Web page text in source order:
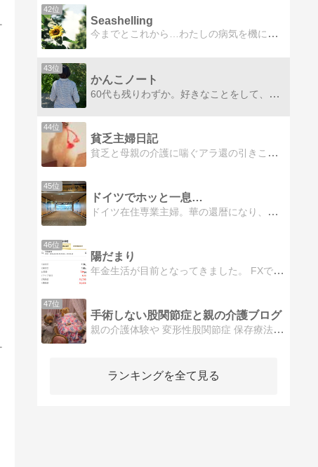
42位
Seashelling
今までとこれから…わたしの病気を機に別居状態になりました。
43位
かんこノート
60代も残りわずか。好きなことをして、行きたいところに出かけて・・・と思うけれど、なかなか家から離れられない。そんなシニア世代の雑記ブログです。
44位
貧乏主婦日記
貧乏と母親の介護に喘ぐアラ還の引きこもり主婦です。日々のつぶやきや貧乏生活を淡々と時に過激に書き散らかします。修羅の国 在住。
45位
ドイツでホッと一息…
ドイツ在住専業主婦。華の還暦になり、これからは笑って楽しく過ごすことに集中します！
46位
陽だまり
年金生活が目前となってきました。 FXで、コンスタントに利益を上げていく道を模索中。 FXの日々の収支や日常を綴ります。
47位
手術しない股関節症と親の介護ブログ
親の介護体験や 変形性股関節症 保存療法への取り組み 60代を迎え晩年をより自分らしく生きるための気づきについて綴っています。
ランキングを全て見る